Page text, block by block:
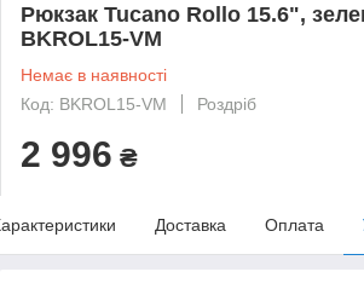
Рюкзак Tucano Rollo 15.6",
BKROL15-VM
Немає в наявності
Код: BKROL15-VM
Роздріб
2 996 ₴
Доставка Оплата